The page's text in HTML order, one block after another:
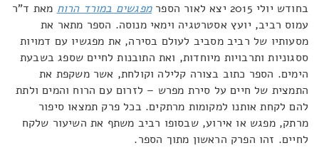
בחודש יולי 2015 יצא לאור הספר מפגשים במורד הרוח מאת ד"ר
עמוס רביב, יועץ אסטרטגיה וימאי מנוסה. הספר מתאר את
מסעותיו של רביב מסביב לעולם בסירה, את מפגשיו עם דמויות
ססגוניות ותרבויות מיוחדות, ואת התובנות לחיים שספג בשבעת
הימים. הספר כתוב בצורה קלילה וקולחת, אשר משקפת את
התמצית של חיים על סירת מפרש – לזרום עם הרוח והמים ולתת
להם לקחת אותנו למקומות מרתקים. בכל פרק תמצאו סיפור
מרתק, מפגש או אירוע, שבסופו רביב משתף את השיעור שלקח
לחיים. זהו הפרק הראשון מתוך הספר.